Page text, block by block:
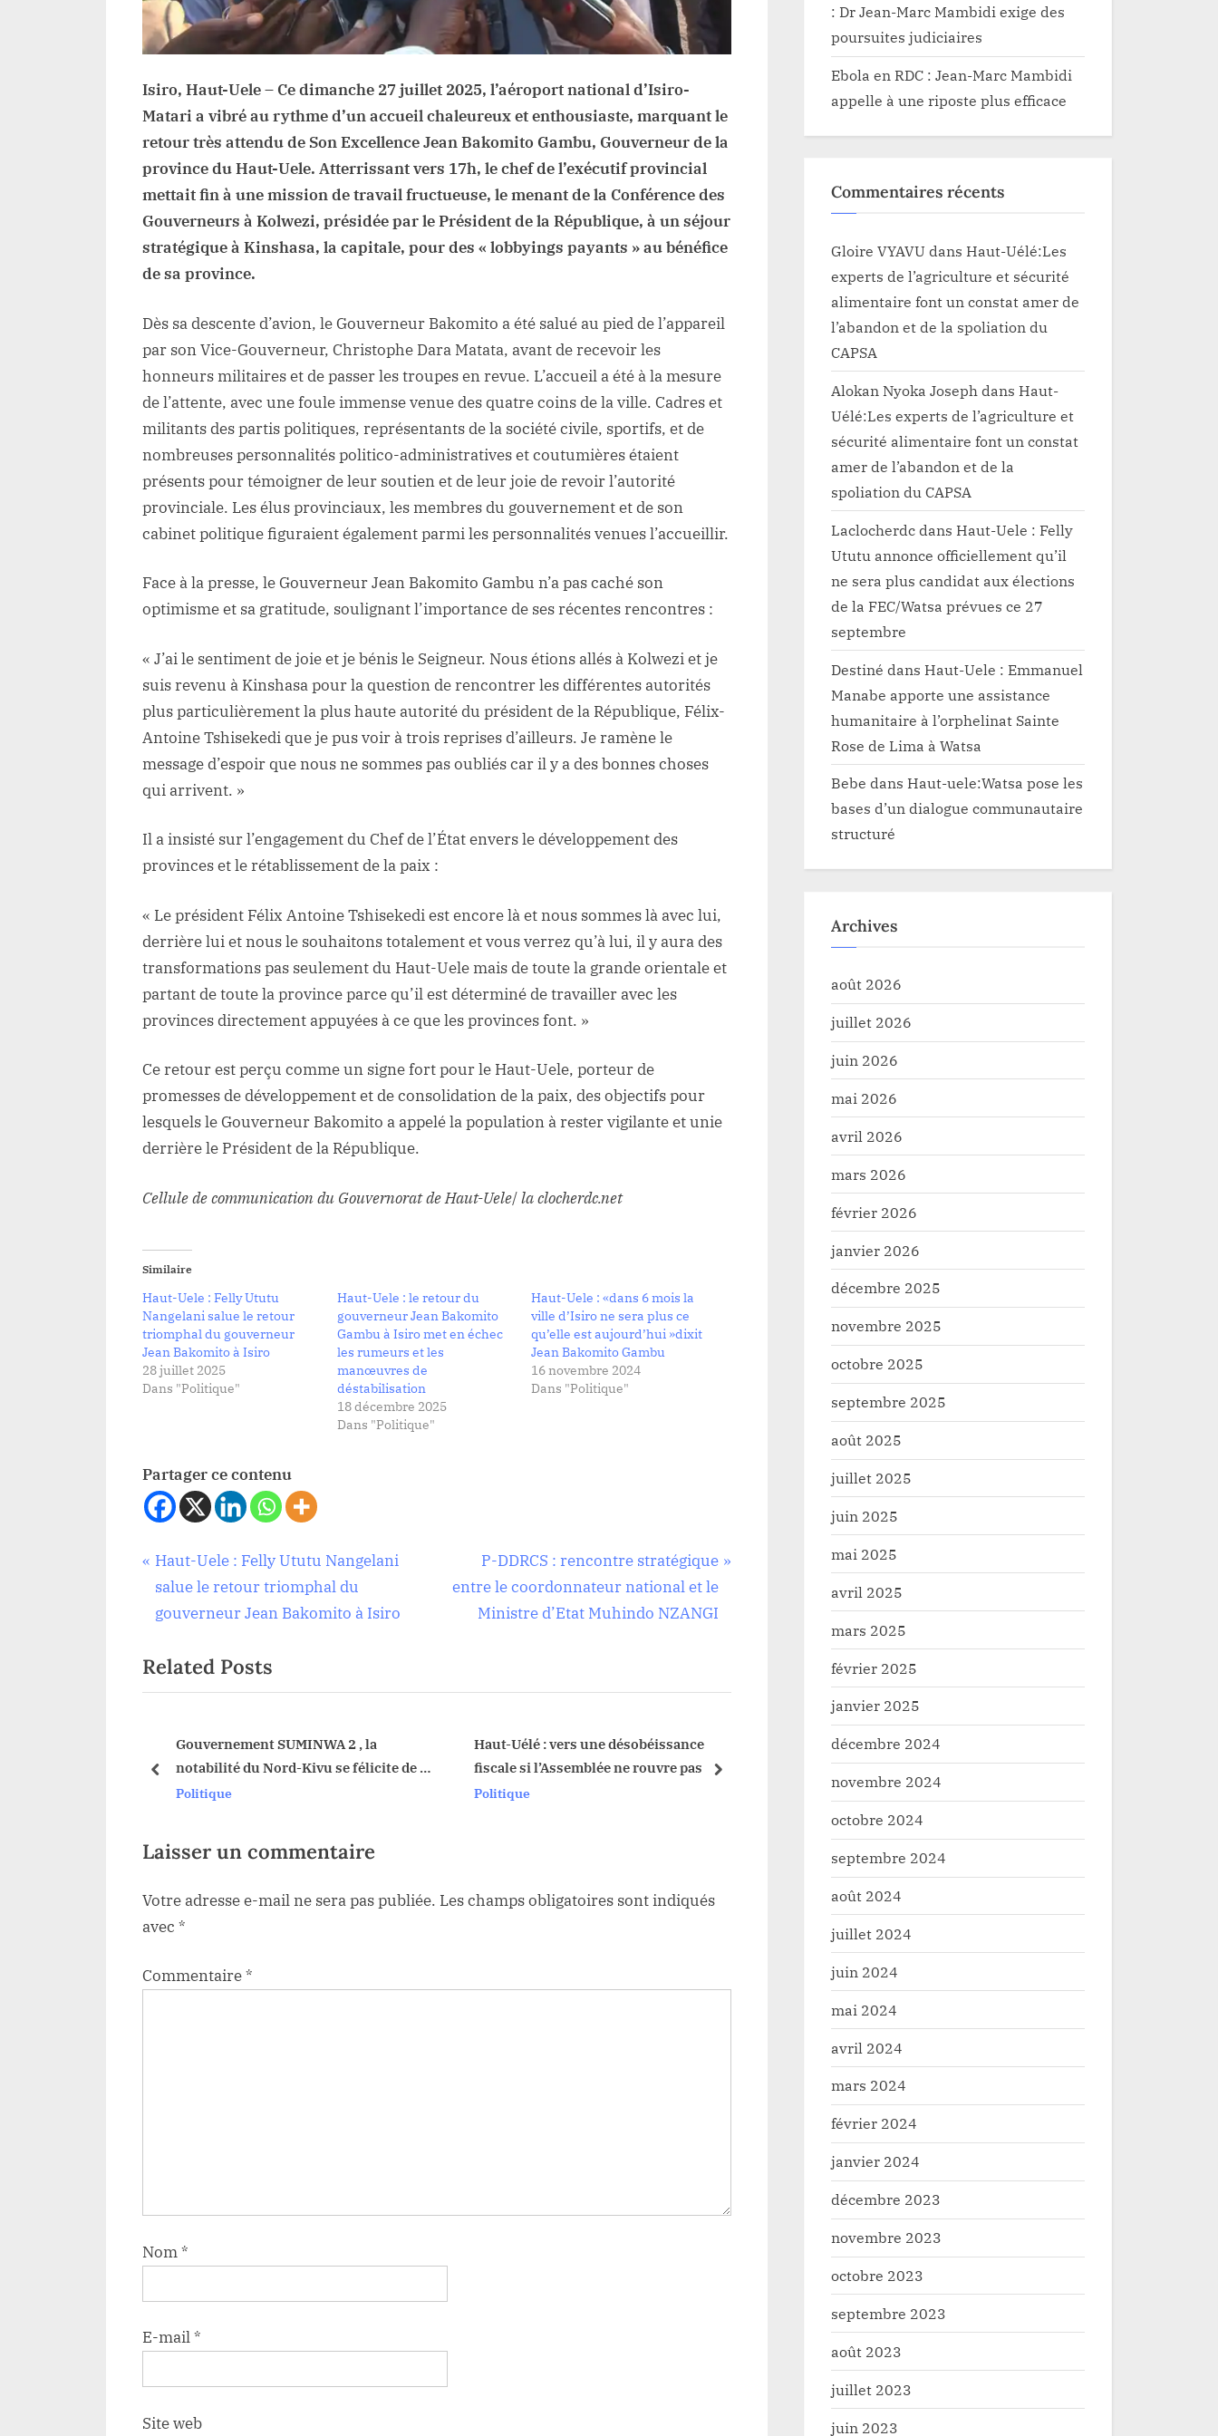
Province
Isiro, Haut-Uele – Ce dimanche 27 juillet 2025, l’aéroport national d’Isiro-
Matari a vibré au rythme d’un accueil chaleureux et enthousiaste, marquant le
retour très attendu de Son Excellence Jean Bakomito Gambu, Gouverneur de la
province du Haut-Uele. Atterrissant vers 17h, le chef de l’exécutif provincial
mettait fin à une mission de travail fructueuse, le menant de la Conférence des
Gouverneurs à Kolwezi, présidée par le Président de la République, à un séjour
stratégique à Kinshasa, la capitale, pour des « lobbyings payants » au bénéfice
de sa province.
Dès sa descente d’avion, le Gouverneur Bakomito a été salué au pied de l’appareil
par son Vice-Gouverneur, Christophe Dara Matata, avant de recevoir les
honneurs militaires et de passer les troupes en revue. L’accueil a été à la mesure
de l’attente, avec une foule immense venue des quatre coins de la ville. Cadres et
militants des partis politiques, représentants de la société civile, sportifs, et de
nombreuses personnalités politico-administratives et coutumières étaient
présents pour témoigner de leur soutien et de leur joie de revoir l’autorité
provinciale. Les élus provinciaux, les membres du gouvernement et de son
cabinet politique figuraient également parmi les personnalités venues l’accueillir.
Face à la presse, le Gouverneur Jean Bakomito Gambu n’a pas caché son
optimisme et sa gratitude, soulignant l’importance de ses récentes rencontres :
« J’ai le sentiment de joie et je bénis le Seigneur. Nous étions allés à Kolwezi et je
suis revenu à Kinshasa pour la question de rencontrer les différentes autorités
plus particulièrement la plus haute autorité du président de la République, Félix-
Antoine Tshisekedi que je pus voir à trois reprises d’ailleurs. Je ramène le
message d’espoir que nous ne sommes pas oubliés car il y a des bonnes choses
qui arrivent. »
Il a insisté sur l’engagement du Chef de l’État envers le développement des
provinces et le rétablissement de la paix :
« Le président Félix Antoine Tshisekedi est encore là et nous sommes là avec lui,
derrière lui et nous le souhaitons totalement et vous verrez qu’à lui, il y aura des
transformations pas seulement du Haut-Uele mais de toute la grande orientale et
partant de toute la province parce qu’il est déterminé de travailler avec les
provinces directement appuyées à ce que les provinces font. »
Ce retour est perçu comme un signe fort pour le Haut-Uele, porteur de
promesses de développement et de consolidation de la paix, des objectifs pour
lesquels le Gouverneur Bakomito a appelé la population à rester vigilante et unie
derrière le Président de la République.
Cellule de communication du Gouvernorat de Haut-Uele/la clocherdc.net
Similaire
Haut-Uele : Felly Ututu
Nangelani salue le retour
triomphal du gouverneur
Jean Bakomito à Isiro
28 juillet 2025
Dans "Politique"
Haut-Uele : le retour du
gouverneur Jean Bakomito
Gambu à Isiro met en échec
les rumeurs et les
manœuvres de
déstabilisation
18 décembre 2025
Dans "Politique"
Haut-Uele : «dans 6 mois la
ville d’Isiro ne sera plus ce
qu’elle est aujourd’hui »dixit
Jean Bakomito Gambu
16 novembre 2024
Dans "Politique"
Partager ce contenu
Politique
Navigation
de
P
r
e
i
o
P
t
Haut-Uele : Felly Ututu Nangelani
salue le retour triomphal du
gouverneur Jean Bakomito à Isiro
N
e
x
o
t
:
P-DDRCS : rencontre stratégique
entre le coordonnateur national et le
Ministre d’Etat Muhindo NZANGI
Related Posts
Gouvernement SUMINWA 2 , la
notabilité du Nord-Kivu se félicite de la
confiance placée en ces 4 fils de la
Politique
Haut-Uélé : vers une désobéissance
fiscale si l’Assemblée ne rouvre pas
Politique
Goma: Kitolu Kinyoma fait son
camback et adhere au RCD-
KML avec une trentaine de ses
lieutenants
dollars américains,le
prev next
Laisser un commentaire
Votre adresse e-mail ne sera pas publiée. Les champs obligatoires sont indiqués
avec *
Commentaire*
Nom*
E-mail*
Site web
: Dr Jean-Marc Mambidi exige des
poursuites judiciaires
Ebola en RDC : Jean-Marc Mambidi
appelle à une riposte plus efficace
Commentaires récents
Gloire VYAVU dans Haut-Uélé:Les
experts de l’agriculture et sécurité
alimentaire font un constat amer de
l’abandon et de la spoliation du
CAPSA
Alokan Nyoka Joseph dans Haut-
Uélé:Les experts de l’agriculture et
sécurité alimentaire font un constat
amer de l’abandon et de la
spoliation du CAPSA
Laclocherdcdans Haut-Uele : Felly
Ututu annonce officiellement qu’il
ne sera plus candidat aux élections
de la FEC/Watsa prévues ce 27
septembre
Destiné dans Haut-Uele : Emmanuel
Manabe apporte une assistance
humanitaire à l’orphelinat Sainte
Rose de Lima à Watsa
Bebe dans Haut-uele:Watsa pose les
bases d’un dialogue communautaire
structuré
Archives
août 2026
juillet 2026
juin 2026
mai 2026
avril 2026
mars 2026
février 2026
janvier 2026
décembre 2025
novembre 2025
octobre 2025
septembre 2025
août 2025
juillet 2025
juin 2025
mai 2025
avril 2025
mars 2025
février 2025
janvier 2025
décembre 2024
novembre 2024
octobre 2024
septembre 2024
août 2024
juillet 2024
juin 2024
mai 2024
avril 2024
mars 2024
février 2024
janvier 2024
décembre 2023
novembre 2023
octobre 2023
septembre 2023
août 2023
juillet 2023
juin 2023